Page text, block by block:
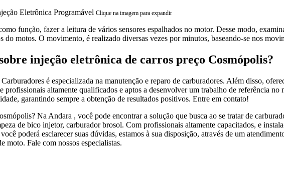
Clique na imagem para expandir
função, fazer a leitura de vários sensores espalhados no motor. Desse modo,
motos. O movimento, é realizado diversas vezes por minutos, baseando-se nos
injeção eletrônica de carros preço Cosmópolis?
é especializada na manutenção e reparo de carburadores. Além disso,
altamente qualificados e aptos a desenvolver um trabalho de referência no
garantindo sempre a obtenção de resultados positivos. Entre em contato!
Na Andara , você pode encontrar a solução que busca ao se tratar de
de bico injetor, carburador brosol. Com profissionais altamente capacitados, e
poderá esclarecer suas dúvidas, estamos à sua disposição, através de um
moto. Fale com nossos especialistas.